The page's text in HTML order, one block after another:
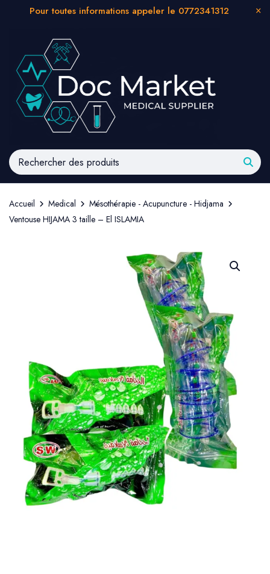
Pour toutes informations appeler le 0772341312
Accueil Medical
Mésothérapie - Acupuncture - Hidjama
Ventouse HIJAMA 3 taille – El ISLAMIA